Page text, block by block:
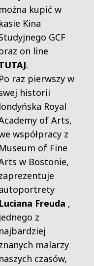
można kupić w
kasie Kina
GCF
on line
.
Po raz pierwszy w
historii
londyńska Royal
of Arts,
współpracy z
Museum of Fine
w Bostonie,
Luciana Freuda ,
jednego z
najbardziej
malarzy
naszych czasów,